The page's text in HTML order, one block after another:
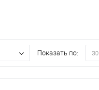
Показать по: 30